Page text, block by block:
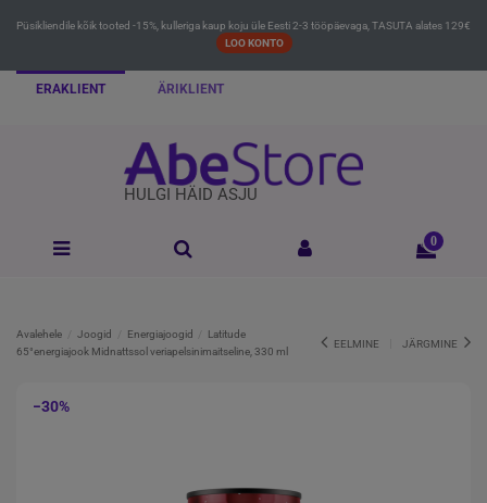
Püsikliendile kõik tooted -15%, kulleriga kaup koju üle Eesti 2-3 tööpäevaga, TASUTA alates 129€
LOO KONTO
ERAKLIENT ÄRIKLIENT
HULGI HÄID ASJU
0
Avalehele Joogid Energiajoogid
Latitude
65°energiajook Midnattssol veriapelsinimaitseline, 330 ml
EELMINE JÄRGMINE
−30%